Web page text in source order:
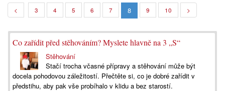
< 3 4 5 6 7 8 9 10 >
Co zařídit před stěhováním? Myslete hlavně na 3 „S“
Stěhování
Stačí trocha včasné přípravy a stěhování může být
docela pohodovou záležitostí. Přečtěte si, co je dobré zařídit v
předstihu, aby pak vše probíhalo v klidu a bez starostí.